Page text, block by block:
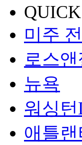
미주
로스
뉴욕
워싱턴
애틀